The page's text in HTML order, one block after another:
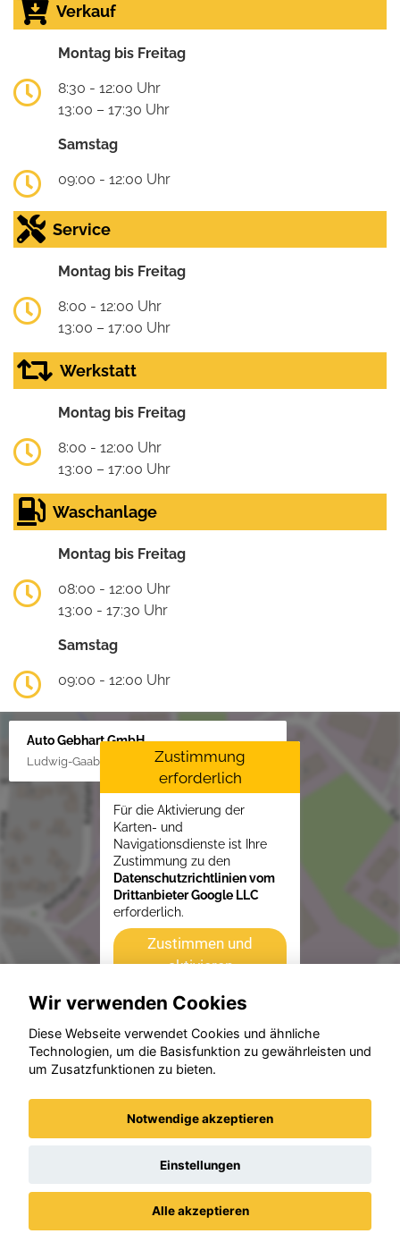
Verkauf
Montag bis Freitag
8:30 - 12:00 Uhr
13:00 – 17:30 Uhr
Samstag
09:00 - 12:00 Uhr
Service
Montag bis Freitag
8:00 - 12:00 Uhr
13:00 – 17:00 Uhr
Werkstatt
Montag bis Freitag
8:00 - 12:00 Uhr
13:00 – 17:00 Uhr
Waschanlage
Montag bis Freitag
08:00 - 12:00 Uhr
13:00 - 17:30 Uhr
Samstag
09:00 - 12:00 Uhr
Auto Gebhart GmbH
Ludwig-Gaab-Str. 4, 88427 Bad Schussenried
Zustimmung
erforderlich
Für die Aktivierung der
Karten- und
Navigationsdienste ist Ihre
Zustimmung zu den
Datenschutzrichtlinien vom
Drittanbieter Google LLC
erforderlich.
Zustimmen und
aktivieren
Beispiele aus unserem Bestand
Wir verwenden Cookies
Diese Webseite verwendet Cookies und ähnliche
Technologien, um die Basisfunktion zu gewährleisten und
um Zusatzfunktionen zu bieten.
Notwendige akzeptieren
Einstellungen
Alle akzeptieren